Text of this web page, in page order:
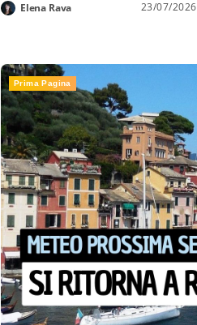
Elena Rava 23/07/2026
Prima Pagina